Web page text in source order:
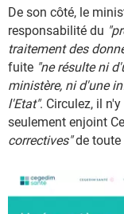
De son côté, le
responsabilité du
traitement des
fuite "ne résulte ni
ministère, ni d'une
l'Etat". Circulez, il
seulement enjoint
correctives"de toute